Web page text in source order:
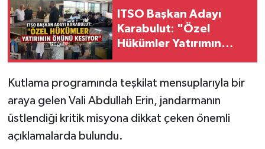
ITSO Başkan Adayı
Karabulut: "Özel
Hükümler Yatırımın
Kutlama programında teşkilat mensuplarıyla bir
araya gelen Vali Abdullah Erin, jandarmanın
üstlendiği kritik misyona dikkat çeken önemli
açıklamalarda bulundu.
Türkiye
Yerel
İletişim
Künye